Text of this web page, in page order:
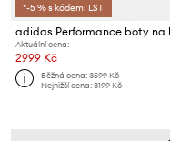
*-5 % s kódem: LST
Aktuální cena:
2999 Kč
Běžná cena:3599 Kč
Nejnižší cena:3199 Kč